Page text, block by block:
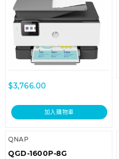
$3,766.00
加入購物車
QNAP
QGD-1600P-8G